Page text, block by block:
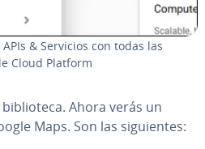
& Servicios con todas las
Cloud Platform
bi­blio­te­ca. Ahora verás un
Maps. Son las si­guie­n­tes: